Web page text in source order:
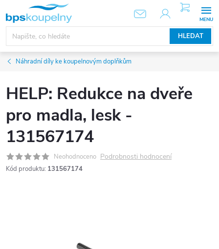
obsah
HLEDAT
NÁKUPNÍ
KOŠÍK
Náhradní díly ke koupelnovým doplňkům
HELP: Redukce na dveře
pro madla, lesk -
131567174
Neohodnoceno Podrobnosti hodnocení
Kód produktu: 131567174